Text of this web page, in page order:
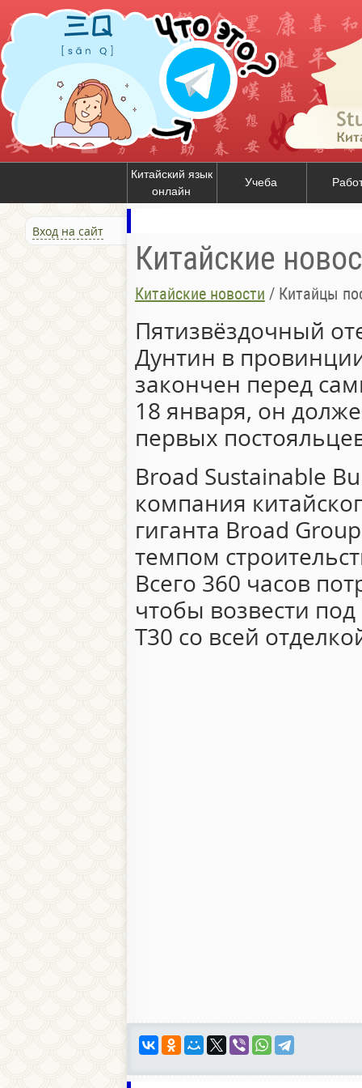
Китайский язык
онлайн
Учеба
Вход на сайт
Китайские
Китайские новости / Китайцы
Пятизвёздочный
Дунтин в
закончен перед
18 января, он
первых
Broad Sustainable
компания
гиганта Broad
темпом
Всего 360 часов
чтобы возвести
T30 со всей